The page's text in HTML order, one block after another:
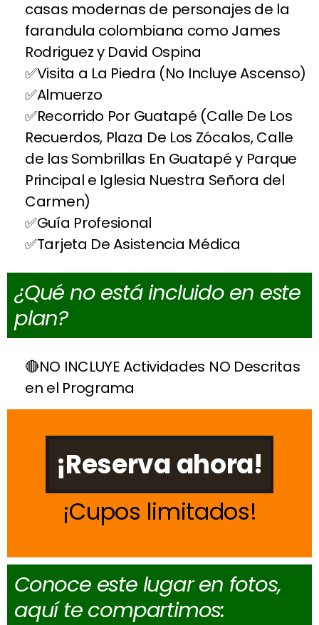
casas modernas de personajes de la
farandula colombiana como James
Rodriguez y David Ospina
Visita a La Piedra (No Incluye Ascenso)
Almuerzo
Recorrido Por Guatapé (Calle De Los
Recuerdos, Plaza De Los Zócalos, Calle
de las Sombrillas En Guatapé y Parque
Principal e Iglesia Nuestra Señora del
Carmen)
Guía Profesional
Tarjeta De Asistencia Médica
¿Qué no está incluido en este
plan?
NO INCLUYE Actividades NO Descritas
en el Programa
¡Reserva ahora!
Cupos limitados
Conoce este lugar en fotos,
aquí te compartimos: